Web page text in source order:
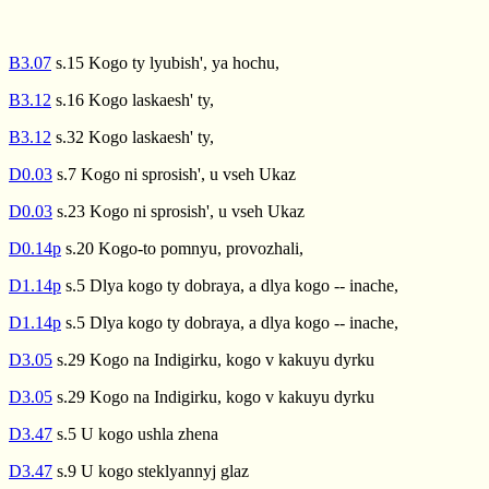
B3.07 s.15 Kogo ty lyubish', ya hochu,
B3.12 s.16 Kogo laskaesh' ty,
B3.12 s.32 Kogo laskaesh' ty,
D0.03 s.7 Kogo ni sprosish', u vseh Ukaz
D0.03 s.23 Kogo ni sprosish', u vseh Ukaz
D0.14p s.20 Kogo-to pomnyu, provozhali,
D1.14p s.5 Dlya kogo ty dobraya, a dlya kogo -- inache,
D1.14p s.5 Dlya kogo ty dobraya, a dlya kogo -- inache,
D3.05 s.29 Kogo na Indigirku, kogo v kakuyu dyrku
D3.05 s.29 Kogo na Indigirku, kogo v kakuyu dyrku
D3.47 s.5 U kogo ushla zhena
D3.47 s.9 U kogo steklyannyj glaz